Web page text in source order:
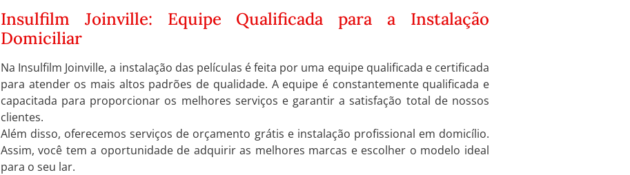
Insulfilm Joinville: Equipe Qualificada para a Instalação
Domiciliar
Na Insulfilm Joinville, a instalação das películas é feita por uma equipe qualificada e certificada
para atender os mais altos padrões de qualidade. A equipe é constantemente qualificada e
capacitada para proporcionar os melhores serviços e garantir a satisfação total de nossos
clientes.
Além disso, oferecemos serviços de orçamento grátis e instalação profissional em domicílio.
Assim, você tem a oportunidade de adquirir as melhores marcas e escolher o modelo ideal
para o seu lar.